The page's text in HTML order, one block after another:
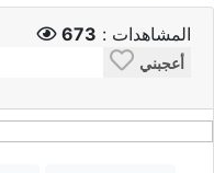
المشاهدات : 673
أعجبني